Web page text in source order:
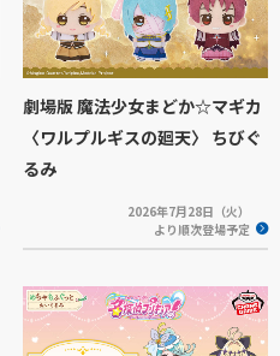
劇場版 魔法少女まどか☆マギカ
〈ワルプルギスの廻天〉 ちびぐ
るみ
2026年7月28日（火）
より順次登場予定